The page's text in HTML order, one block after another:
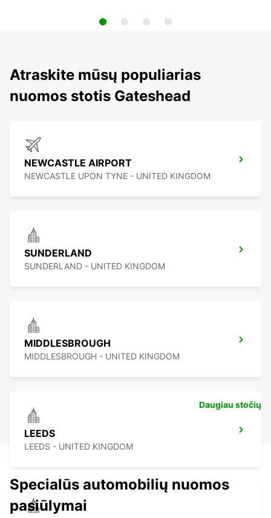
Atraskite mūsų populiarias
nuomos stotis Gateshead
NEWCASTLE AIRPORT
NEWCASTLE UPON TYNE - UNITED KINGDOM
SUNDERLAND
SUNDERLAND - UNITED KINGDOM
MIDDLESBROUGH
MIDDLESBROUGH - UNITED KINGDOM
LEEDS
LEEDS - UNITED KINGDOM
Daugiau stočių
Specialūs automobilių nuomos
pasiūlymai